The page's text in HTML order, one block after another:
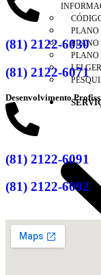
PLANO
PLANO
PLANO
LEI
(81) 2122-6030
(81) 2122-6071
Desenvolvimento
(81) 2122-6091
(81) 2122-6092